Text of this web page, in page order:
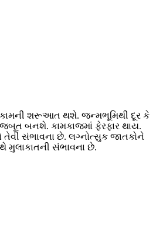
શરૂઆત થશે. જન્મભૂમિથી દૂર કે
બનશે. કામકાજમાં ફેરફાર થાય.
તેવી સંભાવના છે. લગ્નોત્સુક જાતકોને
મુલાકાતની સંભાવના છે.